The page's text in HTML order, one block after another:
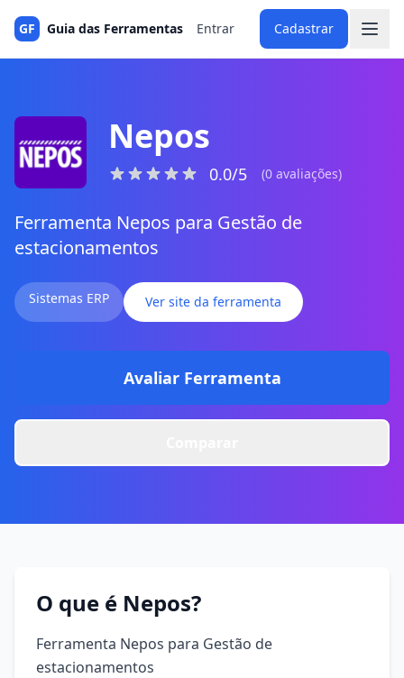
GF Guia das Ferramentas Entrar Cadastrar
Nepos
0.0/5 (0 avaliações)
Ferramenta Nepos para Gestão de
estacionamentos
Sistemas ERP Ver site da ferramenta
Avaliar Ferramenta
O que é Nepos?
Ferramenta Nepos para Gestão de
estacionamentos